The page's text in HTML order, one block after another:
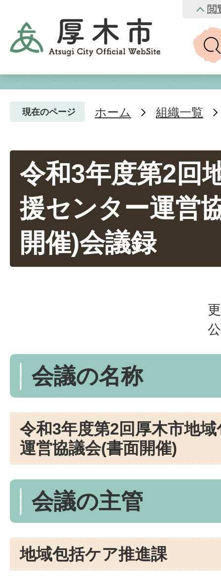
閲
現在のページ ホーム 組織一覧
令和3年度第2回
援センター運営
開催)会議録
会議の名称
令和3年度第2回厚木市地
運営協議会(書面開催)
会議の主管
地域包括ケア推進課